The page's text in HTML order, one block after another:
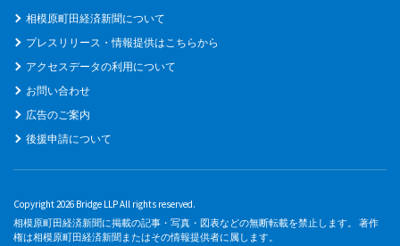
相模原町田経済新聞について
プレスリリース・情報提供はこちらから
アクセスデータの利用について
お問い合わせ
広告のご案内
後援申請について
Copyright 2026 Bridge LLP All rights reserved.
相模原町田経済新聞に掲載の記事・写真・図表などの無断転載を禁止します。 著作
権は相模原町田経済新聞またはその情報提供者に属します。